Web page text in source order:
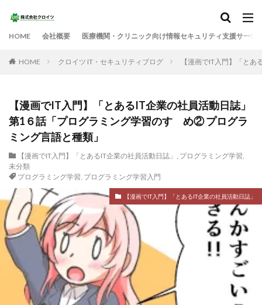
HOME 会社概要 医療機関・クリニック向け情報セキュリティ支援サービ
HOME クロイツ IT・セキュリティブログ 【漫画でIT入門】「と
【漫画でIT入門】「とあるIT企業の社員活動日誌」
第1６話「プログラミング学習のすゝめ② プログラ
ミング言語と種類」
【漫画でIT入門】「とあるIT企業の社員活動日誌」 , プログラミング学習,
未分類
プログラミング学習, プログラミング学習入門
【漫画でIT入門】「とあるIT企業の社員活動日誌」